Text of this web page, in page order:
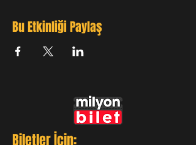
Bu Etkinliği Paylaş
Biletler İçin: